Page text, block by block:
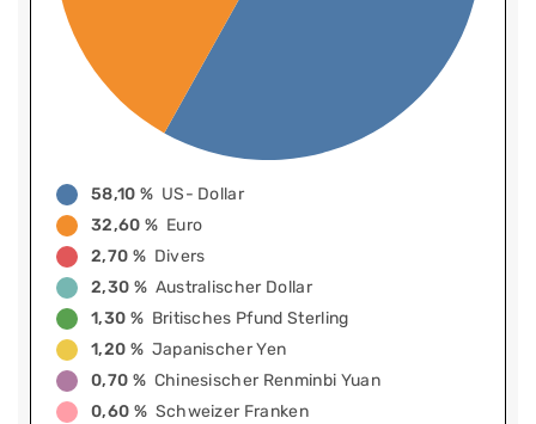
58,10 % US- Dollar
32,60 % Euro
2,70 % Divers
2,30 % Australischer Dollar
1,30 % Britisches Pfund Sterling
1,20 % Japanischer Yen
0,70 % Chinesischer Renminbi Yuan
0,60 % Schweizer Franken